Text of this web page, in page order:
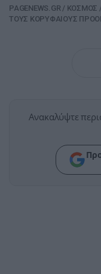
PAGENEWS.GR/ ΚΟΣΜΟΣ
ΤΟΥΣ ΚΟΡΥΦΑΙΟΥΣ
Ανακαλύψτε